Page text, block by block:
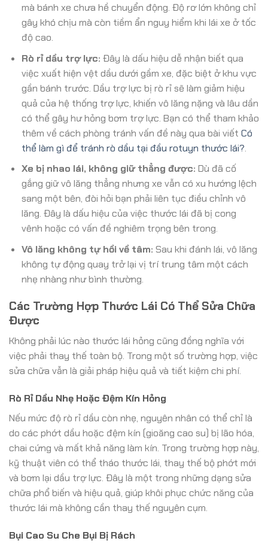
mà bánh xe chưa hề chuyển động. Độ rơ lớn không chỉ
gây khó chịu mà còn tiềm ẩn nguy hiểm khi lái xe ở tốc
độ cao.
Rò rỉ dầu trợ lực: Đây là dấu hiệu dễ nhận biết qua
việc xuất hiện vệt dầu dưới gầm xe, đặc biệt ở khu vực
gần bánh trước. Dầu trợ lực bị rò rỉ sẽ làm giảm hiệu
quả của hệ thống trợ lực, khiến vô lăng nặng và lâu dần
có thể gây hư hỏng bơm trợ lực. Bạn có thể tham khảo
thêm về cách phòng tránh vấn đề này qua bài viết Có
thể làm gì để tránh rò dầu tại đầu rotuyn thước lái?.
Xe bị nhao lái, không giữ thẳng được: Dù đã cố
gắng giữ vô lăng thẳng nhưng xe vẫn có xu hướng lệch
sang một bên, đòi hỏi bạn phải liên tục điều chỉnh vô
lăng. Đây là dấu hiệu của việc thước lái đã bị cong
vênh hoặc có vấn đề nghiêm trọng bên trong.
Vô lăng không tự hồi về tâm: Sau khi đánh lái, vô lăng
không tự động quay trở lại vị trí trung tâm một cách
nhẹ nhàng như bình thường.
Các Trường Hợp Thước Lái Có Thể Sửa Chữa
Được
Không phải lúc nào thước lái hỏng cũng đồng nghĩa với
việc phải thay thế toàn bộ. Trong một số trường hợp, việc
sửa chữa vẫn là giải pháp hiệu quả và tiết kiệm chi phí.
Rò Rỉ Dầu Nhẹ Hoặc Đệm Kín Hỏng
Nếu mức độ rò rỉ dầu còn nhẹ, nguyên nhân có thể chỉ là
do các phớt dầu hoặc đệm kín (gioăng cao su) bị lão hóa,
chai cứng và mất khả năng làm kín. Trong trường hợp này,
kỹ thuật viên có thể tháo thước lái, thay thế bộ phớt mới
và bơm lại dầu trợ lực. Đây là một trong những dạng sửa
chữa phổ biến và hiệu quả, giúp khôi phục chức năng của
thước lái mà không cần thay thế nguyên cụm.
Bụi Cao Su Che Bụi Bị Rách